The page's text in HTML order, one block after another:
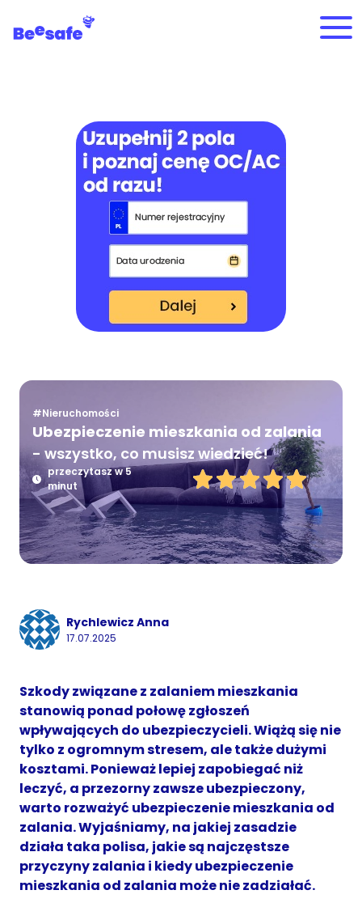
#Nieruchomości
Ubezpieczenie mieszkania od zalania
- wszystko, co musisz wiedzieć!
przeczytasz w 5
minut
Rychlewicz Anna
17.07.2025
Szkody związane z zalaniem mieszkania
stanowią ponad połowę zgłoszeń
wpływających do ubezpieczycieli. Wiążą się nie
tylko z ogromnym stresem, ale także dużymi
kosztami. Ponieważ lepiej zapobiegać niż
leczyć, a przezorny zawsze ubezpieczony,
warto rozważyć ubezpieczenie mieszkania od
zalania. Wyjaśniamy, na jakiej zasadzie
działa taka polisa, jakie są najczęstsze
przyczyny zalania i kiedy ubezpieczenie
mieszkania od zalania może nie zadziałać.